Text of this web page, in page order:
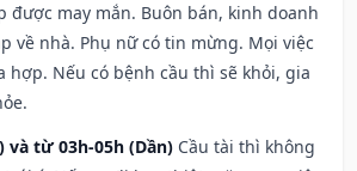
được may mắn. Buôn bán, kinh doanh
về nhà. Phụ nữ có tin mừng. Mọi việc
hợp. Nếu có bệnh cầu thì sẽ khỏi, gia
và từ 03h-05h (Dần) Cầu tài thì không